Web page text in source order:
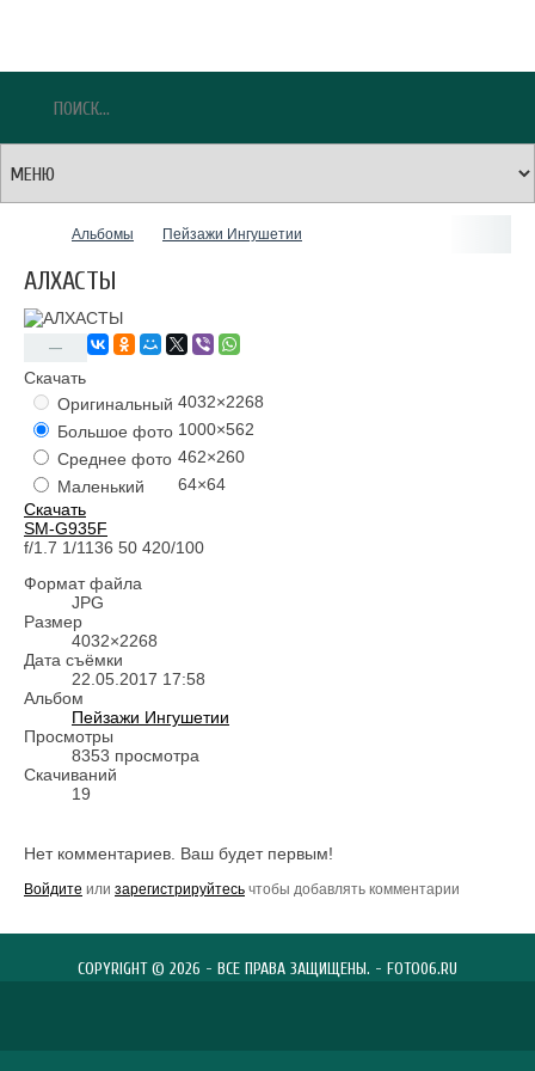
Альбомы Пейзажи Ингушетии
АЛХАСТЫ
—
Скачать
Оригинальный 4032×2268
Большое фото 1000×562
Среднее фото 462×260
Маленький
64×64
Скачать
SM-G935F
f/1.7 1/1136 50 420/100
Формат файла
JPG
Размер
4032×2268
Дата съёмки
22.05.2017 17:58
Альбом
Пейзажи Ингушетии
Просмотры
8353 просмотра
Скачиваний
19
Нет комментариев. Ваш будет первым!
Войдите или зарегистрируйтесь чтобы добавлять комментарии
COPYRIGHT © 2026 - ВСЕ ПРАВА ЗАЩИЩЕНЫ. - FOTO06.RU